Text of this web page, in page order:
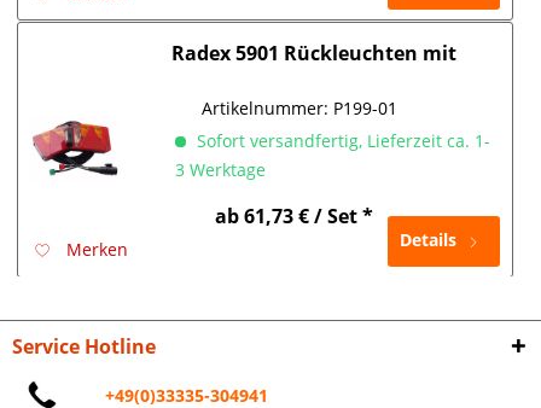
Radex 5901 Rückleuchten mit
Sofort versandfertig, Lieferzeit ca. 1-
3 Werktage
Artikelnummer: P199-01
ab 61,73 € / Set *
Merken Details
Service Hotline
+49(0)33335-304941